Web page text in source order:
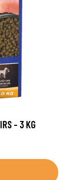
- 3 KG